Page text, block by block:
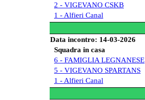
2 - VIGEVANO CSKB
1 - Alfieri Canal
Data incontro: 14-03-2026
Squadra in casa
6 - FAMIGLIA LEGNANESE
5 - VIGEVANO SPARTANS
1 - Alfieri Canal